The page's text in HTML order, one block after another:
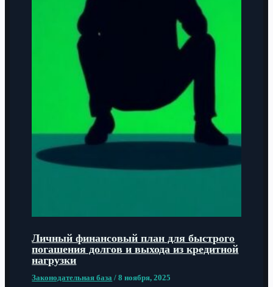
Личный финансовый план для быстрого
погашения долгов и выхода из кредитной
нагрузки
Законодательная база /8 ноября, 2025